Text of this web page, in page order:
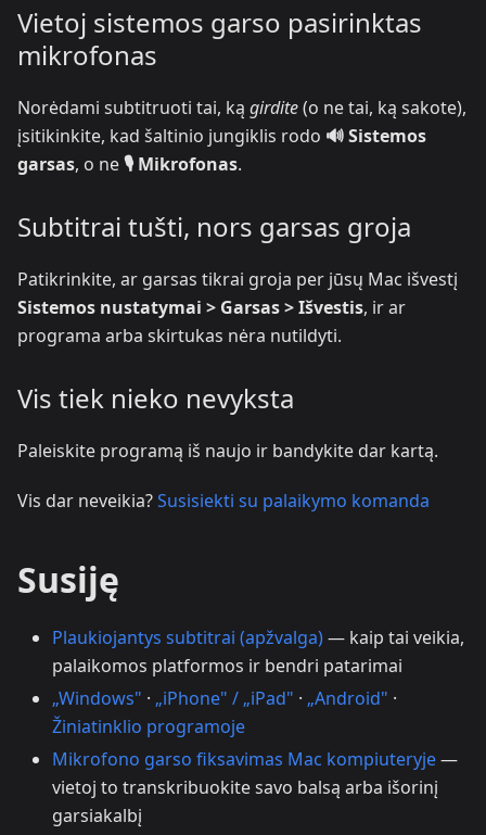
Vietoj sistemos garso pasirinktas
mikrofonas
Norėdami subtitruoti tai, ką girdite(o ne tai, ką sakote),
įsitikinkite, kad šaltinio jungiklis rodo 🔊 Sistemos
garsas, o ne🎙️ Mikrofonas.
Subtitrai tušti, nors garsas groja
Patikrinkite, ar garsas tikrai groja per jūsų Mac išvestį
Sistemos nustatymai > Garsas > Išvestis, ir ar
programa arba skirtukas nėra nutildyti.
Vis tiek nieko nevyksta
Paleiskite programą iš naujo ir bandykite dar kartą.
Vis dar neveikia?Susisiekti su palaikymo komanda
Susiję
Plaukiojantys subtitrai (apžvalga)— kaip tai veikia,
palaikomos platformos ir bendri patarimai
„Windows" · „iPhone" / „iPad" · „Android" ·
Žiniatinklio programoje
Mikrofono garso fiksavimas Mac kompiuteryje—
vietoj to transkribuokite savo balsą arba išorinį
garsiakalbį